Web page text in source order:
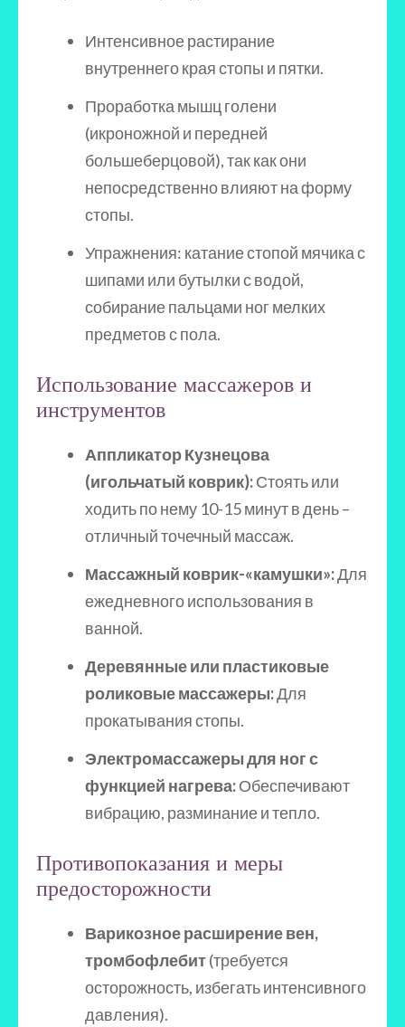
Интенсивное растирание
внутреннего края стопы и пятки.
Проработка мышц голени
(икроножной и передней
большеберцовой), так как они
непосредственно влияют на форму
стопы.
Упражнения: катание стопой мячика с
шипами или бутылки с водой,
собирание пальцами ног мелких
предметов с пола.
Использование массажеров и
инструментов
Аппликатор Кузнецова
(игольчатый коврик):Стоять или
ходить по нему 10-15 минут в день –
отличный точечный массаж.
Массажный коврик-«камушки»:Для
ежедневного использования в
ванной.
Деревянные или пластиковые
роликовые массажеры:Для
прокатывания стопы.
Электромассажеры для ног с
функцией нагрева:Обеспечивают
вибрацию, разминание и тепло.
Противопоказания и меры
предосторожности
Варикозное расширение вен,
тромбофлебит(требуется
осторожность, избегать интенсивного
давления).